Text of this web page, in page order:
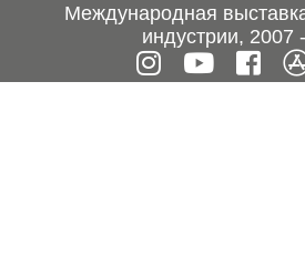
Международная
индустрии, 2007